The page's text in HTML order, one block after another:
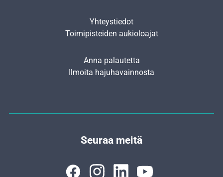
Yhteystiedot
Toimipisteiden aukioloajat
Anna palautetta
Ilmoita hajuhavainnosta
Seuraa meitä